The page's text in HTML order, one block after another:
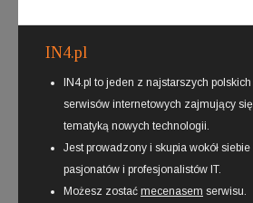
IN4.pl
IN4.pl to jeden z najstarszych polskich
serwisów internetowych zajmujący się
tematyką nowych technologii.
Jest prowadzony i skupia wokół siebie
pasjonatów i profesjonalistów IT.
Możesz zostać mecenasem serwisu.